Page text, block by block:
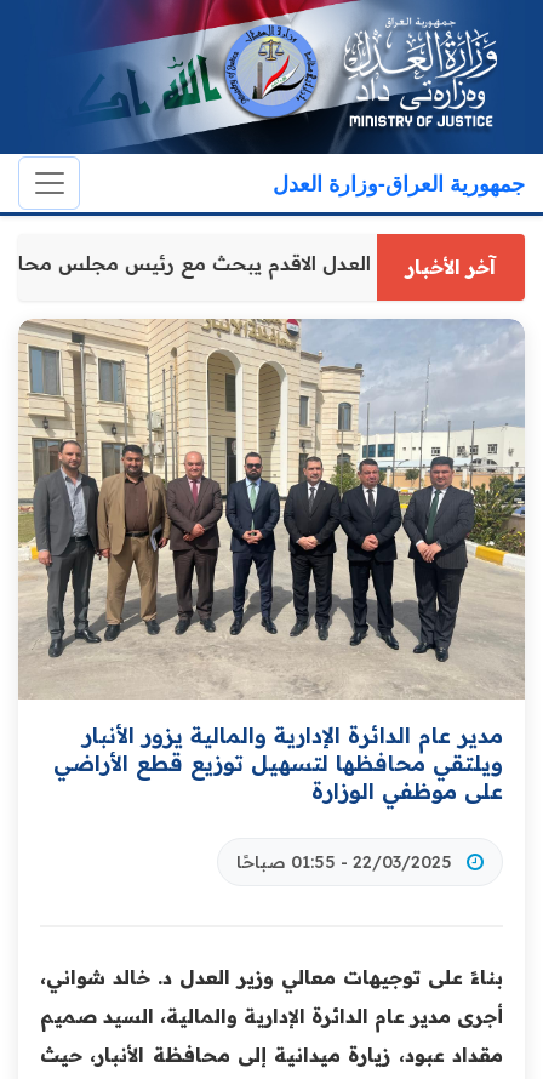
جمهورية العراق-وزارة العدل
آخر الأخباروكيل وزارة العدل الاقدم يبحث مع رئيس مجلس
مدير عام الدائرة الإدارية والمالية يزور الأنبار
ويلتقي محافظها لتسهيل توزيع قطع الأراضي
على موظفي الوزارة
22/03/2025 - 01:55 صباحًا
بناءً على توجيهات معالي وزير العدل د. خالد شواني،
أجرى مدير عام الدائرة الإدارية والمالية، السيد صميم
مقداد عبود، زيارة ميدانية إلى محافظة الأنبار، حيث